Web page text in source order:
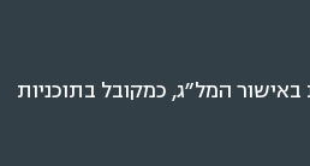
המל״ג, כמקובל בתוכניות